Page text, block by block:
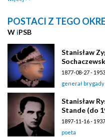
POSTACI Z TEGO
W iPSB
Stanisław
1877-08-27 -
generał brygady
Stanisław
Stande (do
1897-11-16 -
poeta